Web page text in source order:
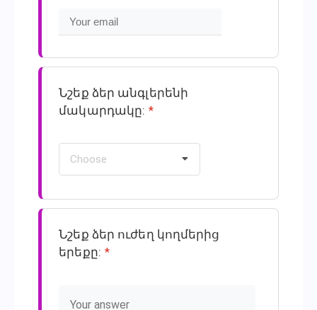
Նշեք ձեր անգլերենի
մակարդակը: *
Choose
Նշեք ձեր ուժեղ կողմերից
երեքը: *